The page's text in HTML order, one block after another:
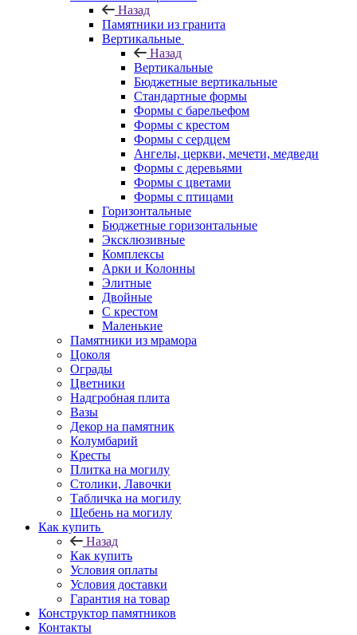
Назад
Памятники из гранита
Вертикальные
Назад
Вертикальные
Бюджетные вертикальные
Стандартные формы
Формы с барельефом
Формы с крестом
Формы с сердцем
Ангелы, церкви, мечети, медведи
Формы с деревьями
Формы с цветами
Формы с птицами
Горизонтальные
Бюджетные горизонтальные
Эксклюзивные
Комплексы
Арки и Колонны
Элитные
Двойные
С крестом
Маленькие
Памятники из мрамора
Цоколя
Ограды
Цветники
Надгробная плита
Вазы
Декор на памятник
Колумбарий
Кресты
Плитка на могилу
Столики, Лавочки
Табличка на могилу
Щебень на могилу
Как купить
Назад
Как купить
Условия оплаты
Условия доставки
Гарантия на товар
Конструктор памятников
Контакты